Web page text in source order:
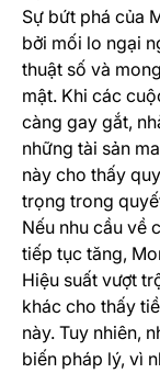
Sự bứt phá của
bởi mối lo ngại
thuật số và
mật. Khi các
càng gay gắt,
những tài sản
này cho thấy
trọng trong
Nếu nhu cầu về
tiếp tục tăng,
Hiệu suất vượt
khác cho thấy
này. Tuy nhiên,
biến pháp lý, vì